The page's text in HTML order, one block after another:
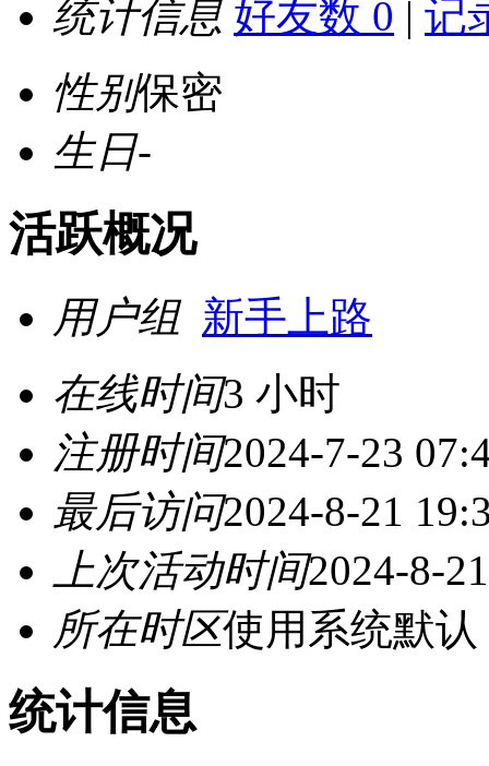
统计信息 好友数 0 | 记
性别保密
生日-
活跃概况
用户组 新手上路
在线时间3 小时
注册时间2024-7-23
最后访问2024-8-21
上次活动时间2024-8-
所在时区使用系统默认
统计信息